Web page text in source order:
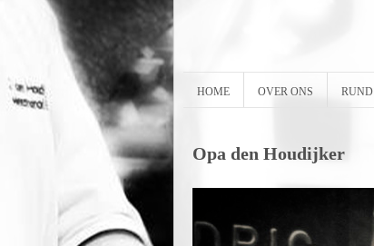
HOME OVER ONS RUND
Opa den Houdijker